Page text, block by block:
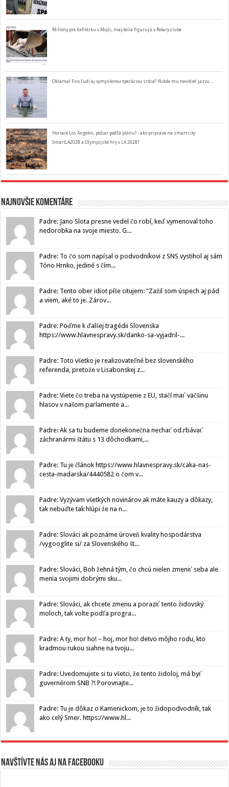
Milióny pre kafilérku v Mojši, majitelia figurujú v Rotary clube
Oklamal Fico ľudí aj vymyslenou operáciou srdca? Nikde mu nevidieť jazvu…
Horiace Los Angeles, požiar podľa plánu? ..ako príprava na smart city
SmartLA2028 a Olympijské hry v LA 2028?
Najnovšie komentáre
Padre: Jano Slota presne vedel čo robí, keď vymenoval toho
nedorobka na svoje miesto. G...
Padre: To čo som napísal o podvodníkovi z SNS vystihol aj sám
Tóno Hrnko, jediné s čím...
Padre: Tento ober idiot píše citujem: "Zažil som úspech aj pád
a viem, aké to je. Zárov...
Padre: Poďme k ďalšej tragédii Slovenska
https://www.hlavnespravy.sk/danko-sa-vyjadril-...
Padre: Toto všetko je realizovateľné bez slovenského
referenda, pretože v Lisabonskej z...
Padre: Viete čo treba na vystúpenie z EU, stačí mať väčšinu
hlasov v našom parlamente a...
Padre: Ak sa tu budeme donekonečna nechať od.rbávať
záchranármi štátu s 13 dôchodkami,...
Padre: Tu je článok https://www.hlavnespravy.sk/caka-nas-
cesta-madarska/4440582 o čom v...
Padre: Vyzývam všetkých novinárov ak máte kauzy a dôkazy,
tak nebuďte tak hlúpi že na n...
Padre: Slováci ak poznáme úroveň kvality hospodárstva
/vygooglite si/ za Slovenského št...
Padre: Slováci, Boh žehná tým, čo chcú nielen zmeniť seba ale
menia svojimi dobrými sku...
Padre: Slováci, ak chcete zmenu a poraziť tento židovský
moloch, tak volte podľa progra...
Padre: A ty, mor ho! – hoj, mor ho! detvo môjho rodu, kto
kradmou rukou siahne na tvoju...
Padre: Uvedomujete si tu všetci, že tento židoloj, má byť
guvernérom SNB ?! Porovnajte...
Padre: Tu je dôkaz o Kamenickom, je to židopodvodník, tak
ako celý Smer. https://www.hl...
Navštívte nás aj na Facebooku